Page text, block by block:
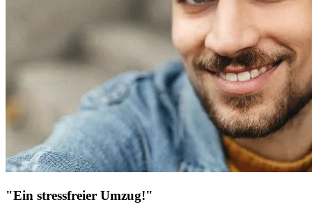
"Ein stressfreier Umzug!"